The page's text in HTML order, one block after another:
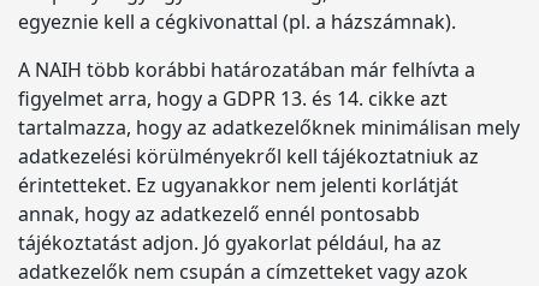
egyeznie kell a cégkivonattal (pl. a házszámnak).
A NAIH több korábbi határozatában már felhívta a
figyelmet arra, hogy a GDPR 13. és 14. cikke azt
tartalmazza, hogy az adatkezelőknek minimálisan mely
adatkezelési körülményekről kell tájékoztatniuk az
érintetteket. Ez ugyanakkor nem jelenti korlátját
annak, hogy az adatkezelő ennél pontosabb
tájékoztatást adjon. Jó gyakorlat például, ha az
adatkezelők nem csupán a címzetteket vagy azok